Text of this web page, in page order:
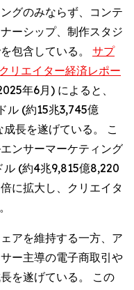
グのみならず、コンテ
ーシップ、制作スタジ
包含している。 サプ
リエイター経済レポー
年6月) によると、
ル (約15兆3,745億
長を遂げている。 こ
ンサーマーケティング
(約4兆9,815億8,220
に拡大し、クリエイタ
アを維持する一方、ア
ー主導の電子商取引や
を遂げている。 この